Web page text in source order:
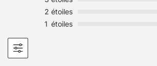
2 étoiles
1 étoiles